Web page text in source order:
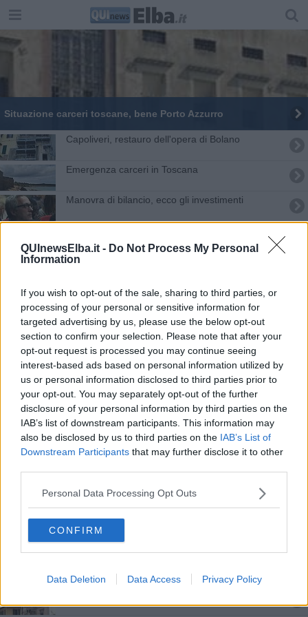
QUInewsElba.it - Do Not Process My Personal
Information
If you wish to opt-out of the sale, sharing to third parties, or
processing of your personal or sensitive information for
targeted advertising by us, please use the below opt-out
section to confirm your selection. Please note that after your
opt-out request is processed you may continue seeing
interest-based ads based on personal information utilized by
us or personal information disclosed to third parties prior to
your opt-out. You may separately opt-out of the further
disclosure of your personal information by third parties on the
IAB’s list of downstream participants. This information may
also be disclosed by us to third parties on the IAB’s List of
Downstream Participants that may further disclose it to other
Personal Data Processing Opt Outs
CONFIRM
Data Deletion Data Access Privacy Policy
Situazione carceri toscane, bene Porto Azzurro
Capoliveri, restauro dell'opera di Bolano
Emergenza carceri in Toscana
Manovra di bilancio, ecco gli investimenti
Opera restaurata, la Fondazione Bolano ringrazia
Inclusione, concluso il progetto Icaro 2023
Anci Toscana riparte da Sara Biagiotti
Spazio Gym, ottimi risultati di fine anno
Un'onda lo travolge e rischia di annegare
Le novità dalla Fondazione "Italo Bolano"
Fondazione Bolano, ponte creativo Elba-Prato
Musei aperti per le feste, in molti l'ingresso è
27 nuovi ambiti per il turismo in Toscana